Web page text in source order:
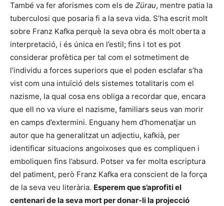
També va fer aforismes com els de Zürau, mentre patia la
tuberculosi que posaria fi a la seva vida. S’ha escrit molt
sobre Franz Kafka perquè la seva obra és molt oberta a
interpretació, i és única en l’estil; fins i tot es pot
considerar profètica per tal com el sotmetiment de
l’individu a forces superiors que el poden esclafar s’ha
vist com una intuïció dels sistemes totalitaris com el
nazisme, la qual cosa ens obliga a recordar que, encara
que ell no va viure el nazisme, familiars seus van morir
en camps d’extermini. Enguany hem d’homenatjar un
autor que ha generalitzat un adjectiu, kafkià, per
identificar situacions angoixoses que es compliquen i
emboliquen fins l’absurd. Potser va fer molta escriptura
del patiment, però Franz Kafka era conscient de la força
de la seva veu literària. Esperem que s’aprofiti el
centenari de la seva mort per donar-li la projecció